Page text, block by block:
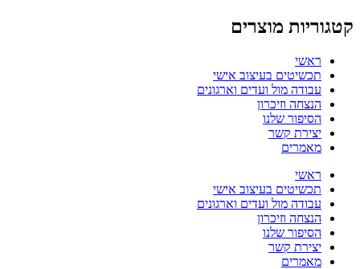
קטגוריות מוצרים
ראשי
תכשיטים בעיצוב אישי
עבודה מול ועדים וארגונים
הנצחה וזיכרון
הסיפור שלנו
יצירת קשר
מאמרים
ראשי
תכשיטים בעיצוב אישי
עבודה מול ועדים וארגונים
הנצחה וזיכרון
הסיפור שלנו
יצירת קשר
מאמרים